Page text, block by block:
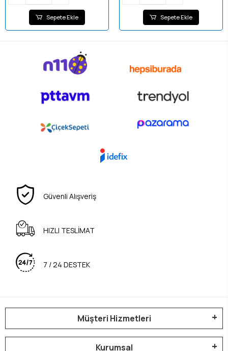
Sepete Ekle Sepete Ekle
Güvenli Alışveriş
HIZLI TESLİMAT
7 / 24 DESTEK
Müşteri Hizmetleri
Kurumsal